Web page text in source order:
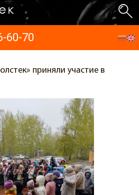
60-70
приняли участие в